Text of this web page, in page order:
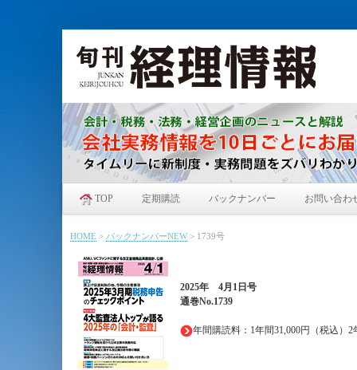
TOP 定期購読 バックナンバー お問い合わ
HOME > バックナンバーNEW> 1739号
2025年 4月1日 号
通巻No.1739
年間購読料：1年間31,000円（税込）2